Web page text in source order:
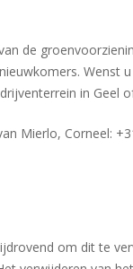
de
Wenst
in Geel
Mierlo, Corneel:
om dit te